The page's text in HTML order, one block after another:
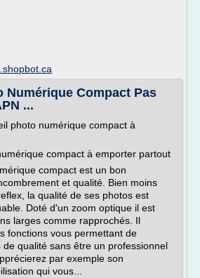
Numérique Compact Pas
...
photo numérique compact à
compact à emporter partout
compact est un bon
et qualité. Bien moins
la qualité de ses photos est
Doté d'un zoom optique il est
larges comme rapprochés. Il
fonctions vous permettant de
qualité sans être un professionnel
par exemple son
qui vous...